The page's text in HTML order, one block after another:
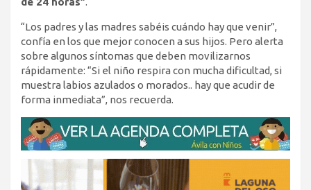
“Los padres y las madres sabéis cuándo hay que venir”,
confía en los que mejor conocen a sus hijos. Pero alerta
sobre algunos síntomas que deben movilizarnos
rápidamente: “Si el niño respira con mucha dificultad, si
muestra labios azulados o morados.. hay que acudir de
forma inmediata”, nos recuerda.